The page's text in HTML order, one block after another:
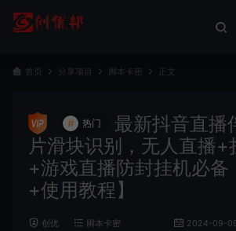
首页 分享项目 脚本卡密 正文
# 热门
最新抖音直播
片滑块识别，无人直播+
+游戏直播防封挂机必备
+使用教程】
创优 脚本卡密 2024-09-